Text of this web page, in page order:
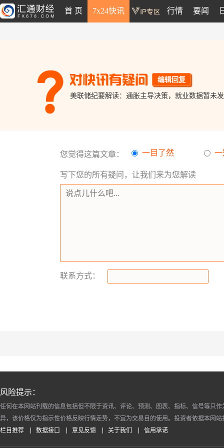
首 页 7x24快讯 行情 要闻
美联储纪要解读：通胀主导决策，就业数据暂未
编辑回复
您觉得这篇文章： 一目了然 一
写下您的所有疑问，让我们来为您解读
联系方式：
风险提示：
任何在本网站刊载的信息包括但不限于资讯、评论、预测、图表、指标、信号等只
异，该价格仅为指示性价格反映行情走势，不宜为交易目的使用。投资者依据本网
栏目推荐
数据接口 意见反馈 关于我们 信用承诺